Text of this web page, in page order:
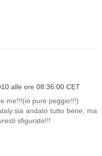
alle ore 08:36:00 CET
me!!!(io pure peggio!!!)
sia andato tutto bene, ma
sfigurato!!!